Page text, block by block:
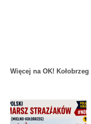
Więcej na OK! Kołobrzeg